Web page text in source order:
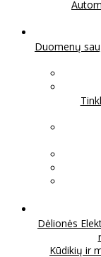
Duomenų
Dėlionės
Kūdikių ir